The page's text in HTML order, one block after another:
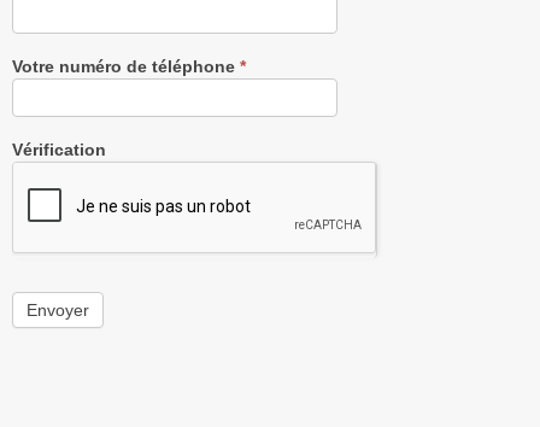
Votre numéro de téléphone *
Vérification
Envoyer